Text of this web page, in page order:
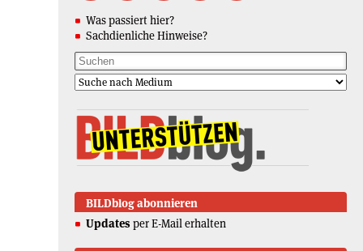
Was passiert hier?
Sachdienliche Hinweise?
BILDblog abonnieren
Updates per E-Mail erhalten